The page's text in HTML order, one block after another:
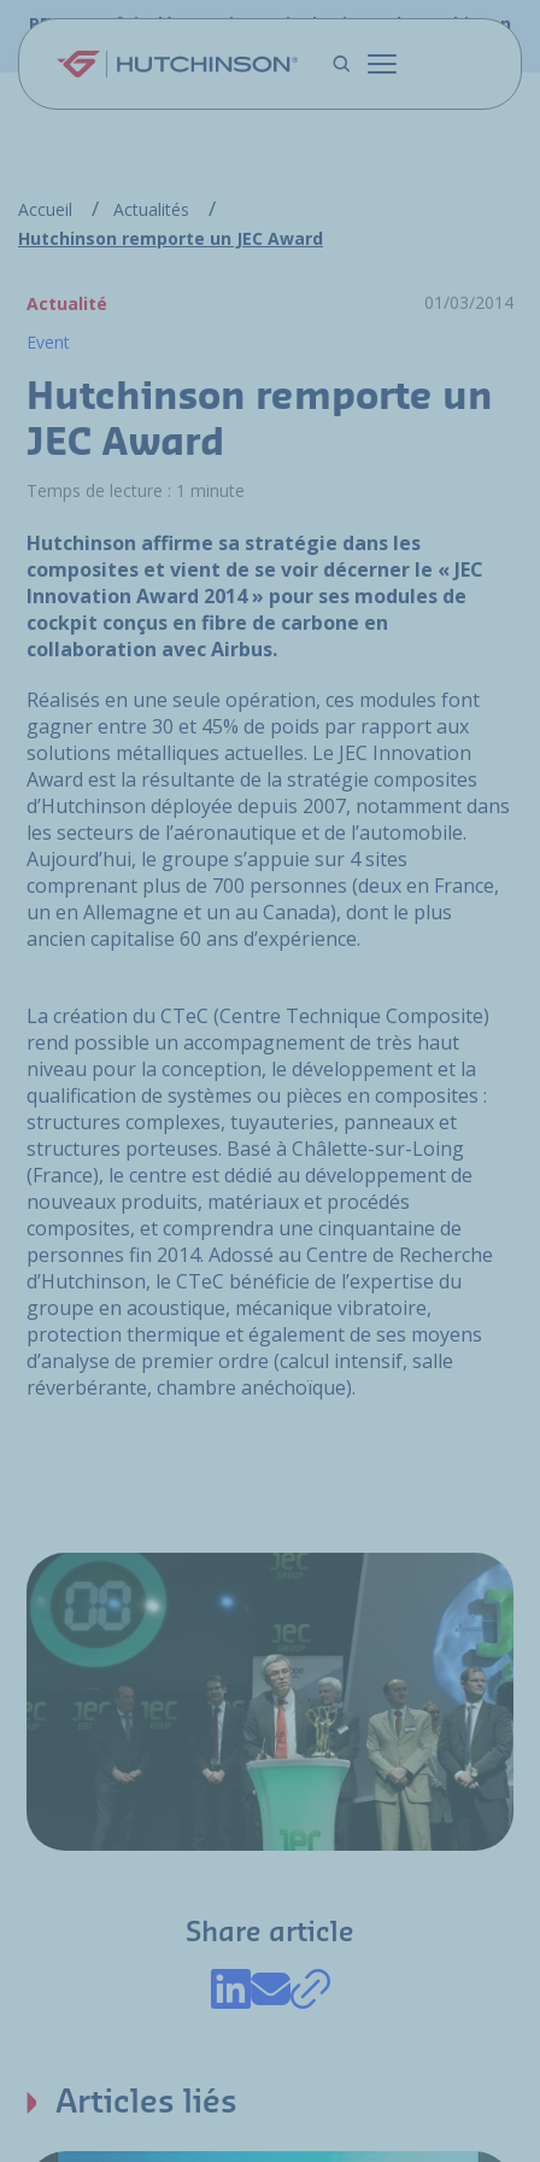
Aller au contenu principal
PFW.aero fait désormais partie du site web Hutchinson
Accueil
Actualités
Hutchinson remporte un JEC Award
Actualité
01/03/2014
Event
Hutchinson remporte un
JEC Award
Temps de lecture : 1 minute
Hutchinson affirme sa stratégie dans les
composites et vient de se voir décerner le « JEC
Innovation Award 2014 » pour ses modules de
cockpit conçus en fibre de carbone en
collaboration avec Airbus.
Réalisés en une seule opération, ces modules font
gagner entre 30 et 45% de poids par rapport aux
solutions métalliques actuelles. Le JEC Innovation
Award est la résultante de la stratégie composites
d’Hutchinson déployée depuis 2007, notamment dans
les secteurs de l’aéronautique et de l’automobile.
Aujourd’hui, le groupe s’appuie sur 4 sites
comprenant plus de 700 personnes (deux en France,
un en Allemagne et un au Canada), dont le plus
ancien capitalise 60 ans d’expérience.
La création du CTeC (Centre Technique Composite)
rend possible un accompagnement de très haut
niveau pour la conception, le développement et la
qualification de systèmes ou pièces en composites :
structures complexes, tuyauteries, panneaux et
structures porteuses. Basé à Châlette-sur-Loing
(France), le centre est dédié au développement de
nouveaux produits, matériaux et procédés
composites, et comprendra une cinquantaine de
personnes fin 2014. Adossé au Centre de Recherche
d’Hutchinson, le CTeC bénéficie de l’expertise du
groupe en acoustique, mécanique vibratoire,
protection thermique et également de ses moyens
d’analyse de premier ordre (calcul intensif, salle
réverbérante, chambre anéchoïque).
Share article
Articles liés